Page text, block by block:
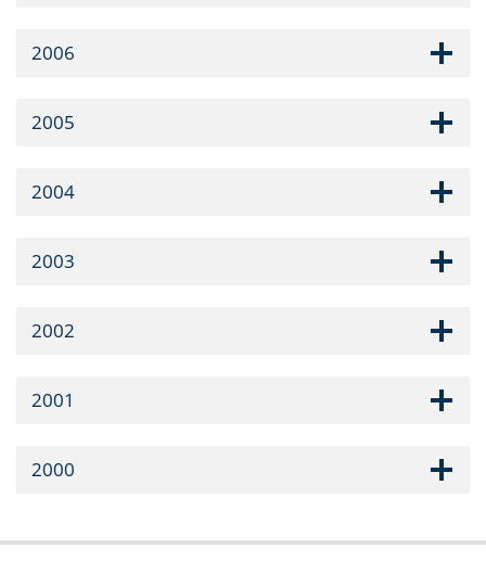
2006
2005
2004
2003
2002
2001
2000